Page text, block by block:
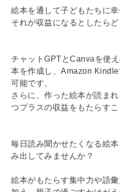
絵本を通して子どもたちに
それが収益になるとしたらど
チャットGPTとCanvaを使
本を作成し、Amazon
可能です。
さらに、作った絵本が読ま
つプラスの収益をもたらす
毎日読み聞かせたくなる絵
み出してみませんか？
絵本がもたらす集中力や語